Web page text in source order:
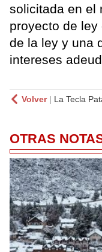
solicitada en el
proyecto de
de la ley y una
intereses
Volver| La Tecla
OTRAS